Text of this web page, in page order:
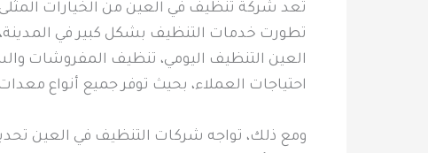
تُعد شركة تنظيف في العين من الخيارات
تطورت خدمات التنظيف بشكل كبير في
العين التنظيف اليومي، تنظيف المفروشات
احتياجات العملاء، بحيث توفر جميع أنواع
ومع ذلك، تواجه شركات التنظيف في العين